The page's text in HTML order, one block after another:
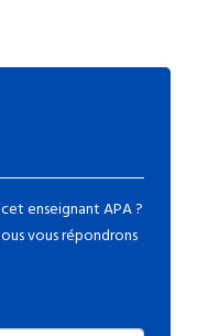
enseignant APA ?
vous répondrons